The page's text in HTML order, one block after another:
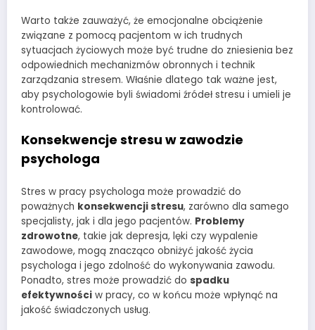
Warto także zauważyć, że emocjonalne obciążenie
związane z pomocą pacjentom w ich trudnych
sytuacjach życiowych może być trudne do zniesienia bez
odpowiednich mechanizmów obronnych i technik
zarządzania stresem. Właśnie dlatego tak ważne jest,
aby psychologowie byli świadomi źródeł stresu i umieli je
kontrolować.
Konsekwencje stresu w zawodzie
psychologa
Stres w pracy psychologa może prowadzić do
poważnych konsekwencji stresu, zarówno dla samego
specjalisty, jak i dla jego pacjentów. Problemy
zdrowotne, takie jak depresja, lęki czy wypalenie
zawodowe, mogą znacząco obniżyć jakość życia
psychologa i jego zdolność do wykonywania zawodu.
Ponadto, stres może prowadzić do spadku
efektywności w pracy, co w końcu może wpłynąć na
jakość świadczonych usług.